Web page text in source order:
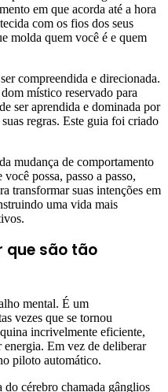
em que acorda até a hora
com os fios dos seus
molda quem você é e quem
compreendida e direcionada.
místico reservado para
ser aprendida e dominada por
regras. Este guia foi criado
mudança de comportamento
possa, passo a passo,
transformar suas intenções em
uma vida mais
que são tão
mental. É um
vezes que se tornou
incrivelmente eficiente,
Em vez de deliberar
piloto automático.
do cérebro chamada gânglios